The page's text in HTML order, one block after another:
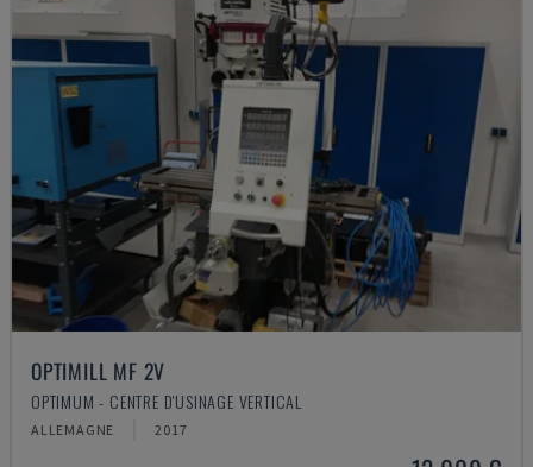
OPTIMILL MF 2V
OPTIMUM - CENTRE D'USINAGE VERTICAL
ALLEMAGNE 2017